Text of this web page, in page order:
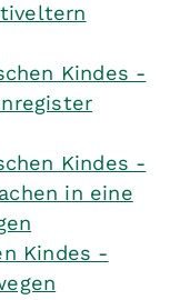
Kindes -
Kindes -
in eine
Kindes -